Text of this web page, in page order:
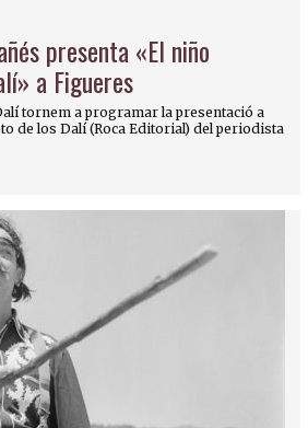
presenta «El niño
a Figueres
tornem a programar la presentació a
de los Dalí (Roca Editorial) del periodista